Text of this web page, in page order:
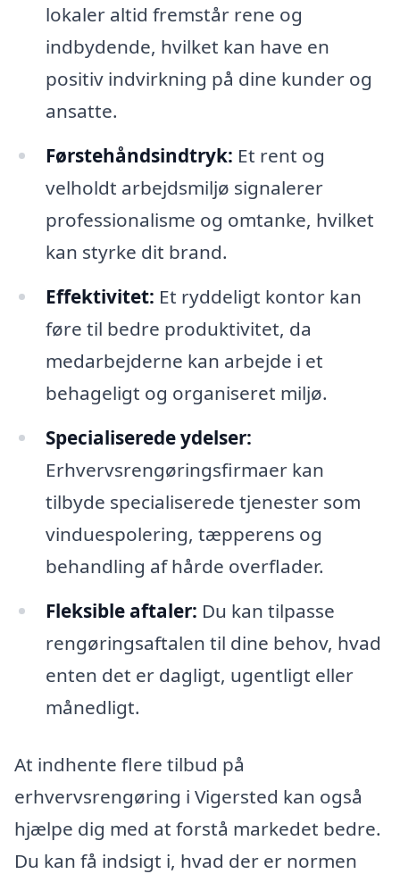
lokaler altid fremstår rene og
indbydende, hvilket kan have en
positiv indvirkning på dine kunder og
ansatte.
Førstehåndsindtryk: Et rent og
velholdt arbejdsmiljø signalerer
professionalisme og omtanke, hvilket
kan styrke dit brand.
Effektivitet: Et ryddeligt kontor kan
føre til bedre produktivitet, da
medarbejderne kan arbejde i et
behageligt og organiseret miljø.
Specialiserede ydelser:
Erhvervsrengøringsfirmaer kan
tilbyde specialiserede tjenester som
vinduespolering, tæpperens og
behandling af hårde overflader.
Fleksible aftaler: Du kan tilpasse
rengøringsaftalen til dine behov, hvad
enten det er dagligt, ugentligt eller
månedligt.
At indhente flere tilbud på
erhvervsrengøring i Vigersted kan også
hjælpe dig med at forstå markedet bedre.
Du kan få indsigt i, hvad der er normen